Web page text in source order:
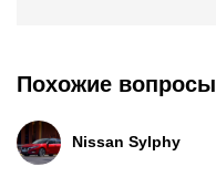
Похожие вопросы
Nissan Sylphy